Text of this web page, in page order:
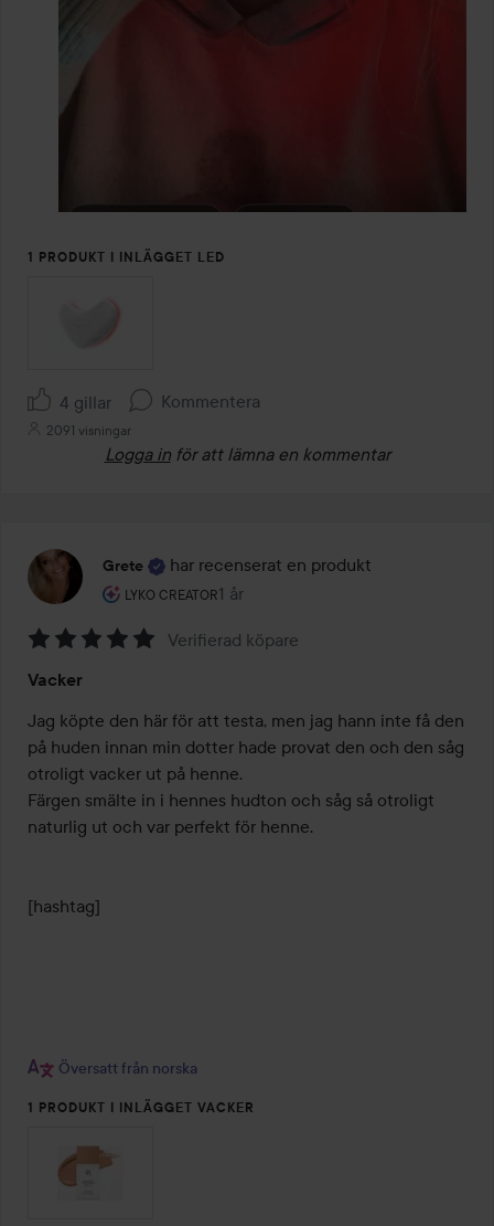
1 PRODUKT I INLÄGGET LED
4 gillar Kommentera
2091 visningar
Logga in för att lämna en kommentar
Grete har recenserat en produkt
LYKO CREATOR
Användarens roll: Lyko Creator.
1 år
Inlägget skapades 1 år
5
av
5
Verifierad köpare
Vacker
Jag köpte den här för att testa, men jag hann inte få den
på huden innan min dotter hade provat den och den såg
otroligt vacker ut på henne.
Färgen smälte in i hennes hudton och såg så otroligt
naturlig ut och var perfekt för henne.
[hashtag]
Översatt från norska
1 PRODUKT I INLÄGGET VACKER